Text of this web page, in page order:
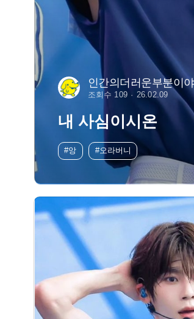
인간의더러운부분이야
조회수 109 26.02.09
내 사심이시온
#앙 #오라버니